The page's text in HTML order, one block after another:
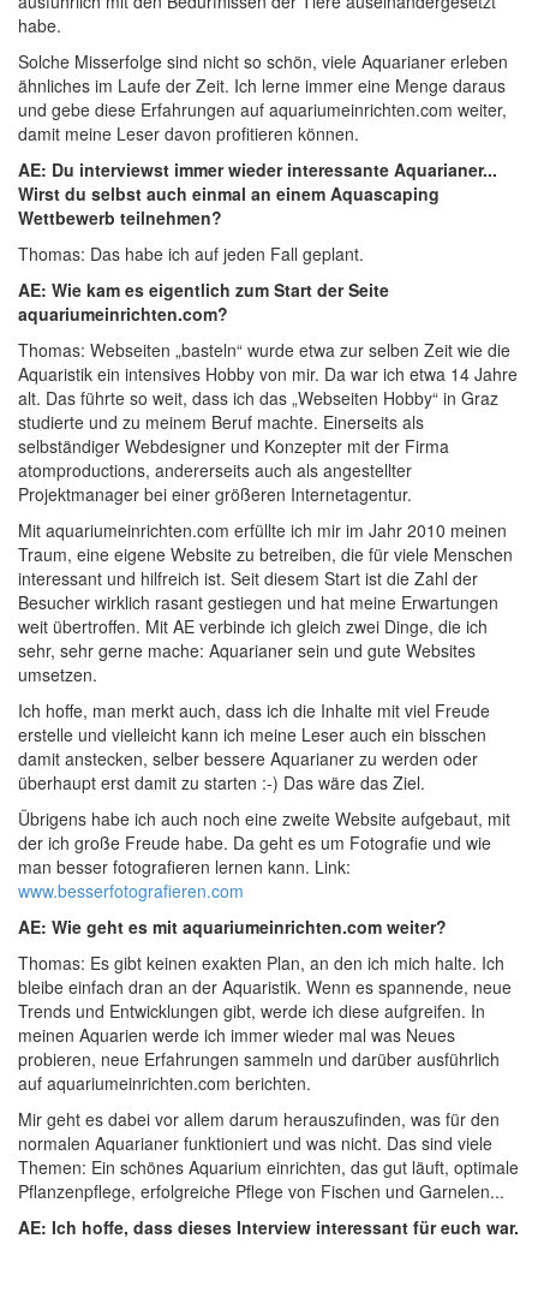
habe.
Solche Misserfolge sind nicht so schön, viele Aquarianer erleben
ähnliches im Laufe der Zeit. Ich lerne immer eine Menge daraus
und gebe diese Erfahrungen auf aquariumeinrichten.com weiter,
damit meine Leser davon profitieren können.
AE: Du interviewst immer wieder interessante Aquarianer...
Wirst du selbst auch einmal an einem Aquascaping
Wettbewerb teilnehmen?
Thomas: Das habe ich auf jeden Fall geplant.
AE: Wie kam es eigentlich zum Start der Seite
aquariumeinrichten.com?
Thomas: Webseiten „basteln“ wurde etwa zur selben Zeit wie die
Aquaristik ein intensives Hobby von mir. Da war ich etwa 14 Jahre
alt. Das führte so weit, dass ich das „Webseiten Hobby“ in Graz
studierte und zu meinem Beruf machte. Einerseits als
selbständiger Webdesigner und Konzepter mit der Firma
atomproductions, andererseits auch als angestellter
Projektmanager bei einer größeren Internetagentur.
Mit aquariumeinrichten.com erfüllte ich mir im Jahr 2010 meinen
Traum, eine eigene Website zu betreiben, die für viele Menschen
interessant und hilfreich ist. Seit diesem Start ist die Zahl der
Besucher wirklich rasant gestiegen und hat meine Erwartungen
weit übertroffen. Mit AE verbinde ich gleich zwei Dinge, die ich
sehr, sehr gerne mache: Aquarianer sein und gute Websites
umsetzen.
Ich hoffe, man merkt auch, dass ich die Inhalte mit viel Freude
erstelle und vielleicht kann ich meine Leser auch ein bisschen
damit anstecken, selber bessere Aquarianer zu werden oder
überhaupt erst damit zu starten :-) Das wäre das Ziel.
Übrigens habe ich auch noch eine zweite Website aufgebaut, mit
der ich große Freude habe. Da geht es um Fotografie und wie
man besser fotografieren lernen kann. Link:
www.besserfotografieren.com
AE: Wie geht es mit aquariumeinrichten.com weiter?
Thomas: Es gibt keinen exakten Plan, an den ich mich halte. Ich
bleibe einfach dran an der Aquaristik. Wenn es spannende, neue
Trends und Entwicklungen gibt, werde ich diese aufgreifen. In
meinen Aquarien werde ich immer wieder mal was Neues
probieren, neue Erfahrungen sammeln und darüber ausführlich
auf aquariumeinrichten.com berichten.
Mir geht es dabei vor allem darum herauszufinden, was für den
normalen Aquarianer funktioniert und was nicht. Das sind viele
Themen: Ein schönes Aquarium einrichten, das gut läuft, optimale
Pflanzenpflege, erfolgreiche Pflege von Fischen und Garnelen...
AE: Ich hoffe, dass dieses Interview interessant für euch war.